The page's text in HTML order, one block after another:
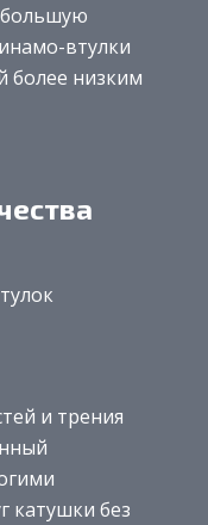
втулки
более низким
и трения
катушки без